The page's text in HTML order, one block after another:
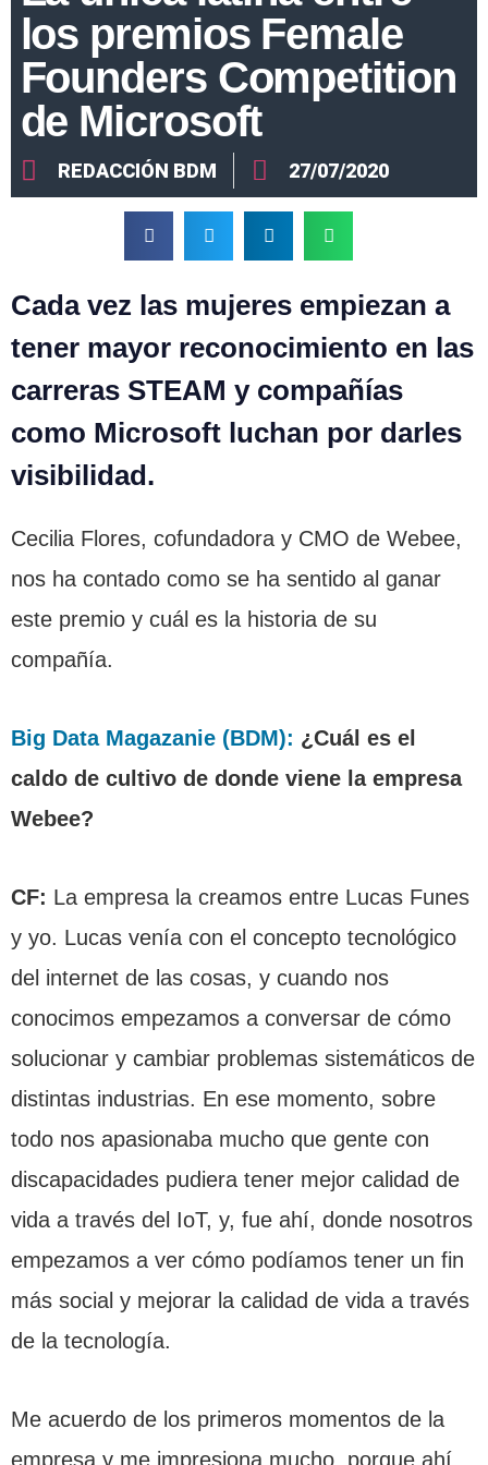
los premios Female
Founders Competition
de Microsoft
REDACCIÓN BDM 27/07/2020
Cada vez las mujeres empiezan a
tener mayor reconocimiento en las
carreras STEAM y compañías
como Microsoft luchan por darles
visibilidad.
Cecilia Flores, cofundadora y CMO de Webee,
nos ha contado como se ha sentido al ganar
este premio y cuál es la historia de su
compañía.
Big Data Magazanie (BDM): ¿Cuál es el
caldo de cultivo de donde viene la empresa
Webee?
CF: La empresa la creamos entre Lucas Funes
y yo. Lucas venía con el concepto tecnológico
del internet de las cosas, y cuando nos
conocimos empezamos a conversar de cómo
solucionar y cambiar problemas sistemáticos de
distintas industrias. En ese momento, sobre
todo nos apasionaba mucho que gente con
discapacidades pudiera tener mejor calidad de
vida a través del IoT, y, fue ahí, donde nosotros
empezamos a ver cómo podíamos tener un fin
más social y mejorar la calidad de vida a través
de la tecnología.
Me acuerdo de los primeros momentos de la
empresa y me impresiona mucho, porque ahí